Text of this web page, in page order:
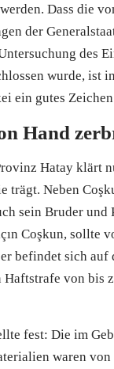
Dass die
der
des
wurde, ist
ein gutes
Hand
Hatay klärt
trägt. Neben
sein Bruder und
Coşkun, sollte
befindet sich auf
von bis
fest: Die im
waren